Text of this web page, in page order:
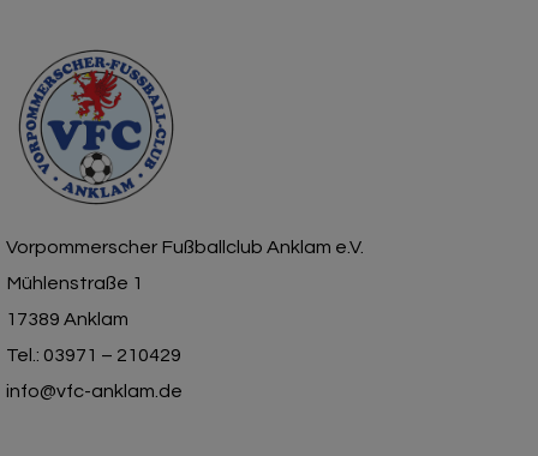
Vorpommerscher Fußballclub Anklam e.V.
Mühlenstraße 1
17389 Anklam
Tel.: 03971 – 210429
info@vfc-anklam.de